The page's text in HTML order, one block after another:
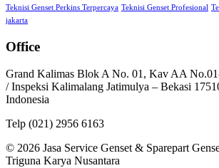
Teknisi Genset Perkins Terpercaya Teknisi Genset Profesional
jakarta
Office
Grand Kalimas Blok A No. 01, Kav AA
/ Inspeksi Kalimalang Jatimulya – Bekasi
Indonesia
Telp (021) 2956 6163
© 2026 Jasa Service Genset & Sparepart
Triguna Karya Nusantara